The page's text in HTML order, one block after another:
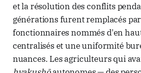
et la résolution des conflits
générations furent remplacés
fonctionnaires nommés d'en
centralisés et une uniformité
nuances. Les agriculteurs qui